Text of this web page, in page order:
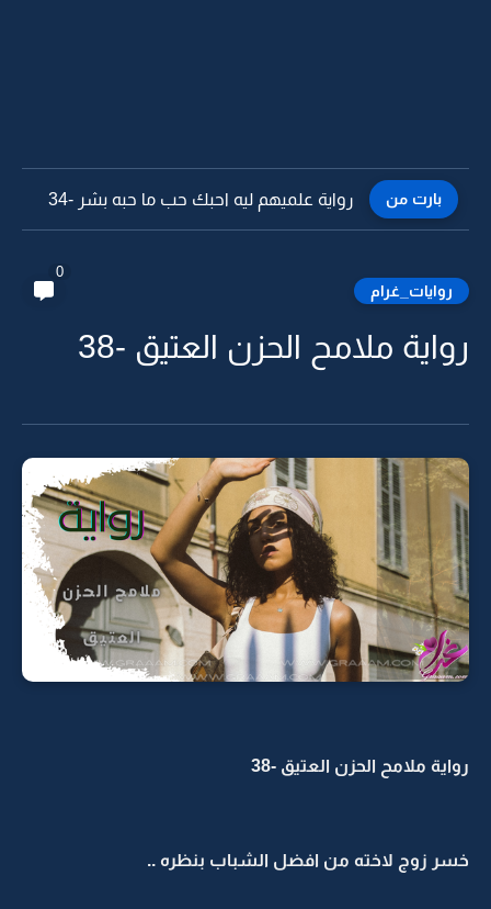
بارت من رواية علميهم ليه احبك حب ما حبه بشر -33
روايات_غرام
0
رواية ملامح الحزن العتيق -38
رواية ملامح الحزن العتيق -38
خسر زوج لاخته من افضل الشباب بنظره ..